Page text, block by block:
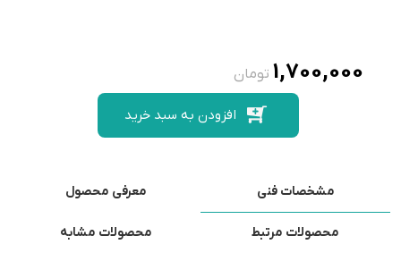
1,700,000 تومان
افزودن به سبد خرید
مشخصات فنی معرفی محصول
محصولات مرتبط محصولات مشابه